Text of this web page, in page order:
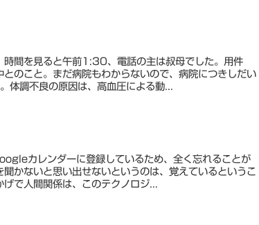
時間を見ると午前1:30、電話の主は叔母でした。用件
のこと。まだ病院もわからないので、病院につきしだい
体調不良の原因は、高血圧による動...
カレンダーに登録しているため、全く忘れることが
かないと思い出せないというのは、覚えているというこ
で人間関係は、このテクノロジ...